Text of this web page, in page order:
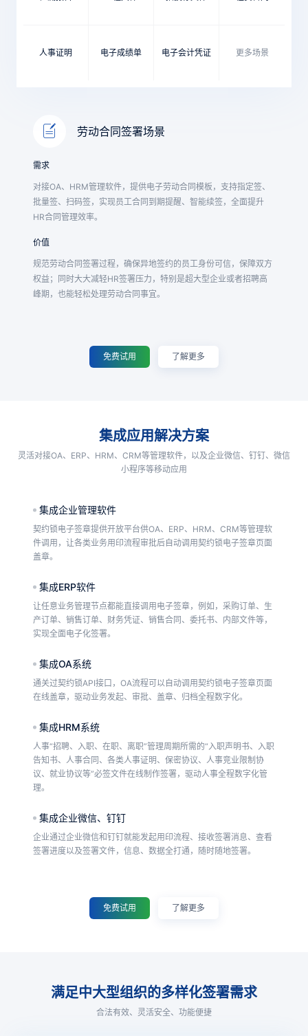
人事证明 电子成绩单 电子会计凭证 更多场景
劳动合同签署场景
需求
对接OA、HRM管理软件，提供电子劳动合同模板，支持指定签、
批量签、扫码签，实现员工合同到期提醒、智能续签，全面提升
HR合同管理效率。
价值
规范劳动合同签署过程，确保异地签约的员工身份可信，保障双方
权益；同时大大减轻HR签署压力，特别是超大型企业或者招聘高
峰期，也能轻松处理劳动合同事宜。
免费试用 了解更多
集成应用解决方案
灵活对接OA、ERP、HRM、CRM等管理软件，以及企业微信、钉钉、微信
小程序等移动应用
集成企业管理软件
契约锁电子签章提供开放平台供OA、ERP、HRM、CRM等管理软
件调用，让各类业务用印流程审批后自动调用契约锁电子签章页面
盖章。
集成ERP软件
让任意业务管理节点都能直接调用电子签章，例如，采购订单、生
产订单、销售订单、财务凭证、销售合同、委托书、内部文件等，
实现全面电子化签署。
集成OA系统
通关过契约锁API接口，OA流程可以自动调用契约锁电子签章页面
在线盖章，驱动业务发起、审批、盖章、归档全程数字化。
集成HRM系统
人事“招聘、入职、在职、离职”管理周期所需的“入职声明书、入职
告知书、人事合同、各类人事证明、保密协议、人事竞业限制协
议、就业协议等”必签文件在线制作签署，驱动人事全程数字化管
理。
集成企业微信、钉钉
企业通过企业微信和钉钉就能发起用印流程、接收签署消息、查看
签署进度以及签署文件，信息、数据全打通，随时随地签署。
借助契约锁API接口，为财务管理软件提供身份认证、电子签章功
能，推动“询证函、对账单、工资单、报销单、付款单、业务单据”
供电子签章支持，实现“供应商合同、采购订单、招标文件、询价
免费试用 了解更多
满足中大型组织的多样化签署需求
合法有效、灵活安全、功能便捷